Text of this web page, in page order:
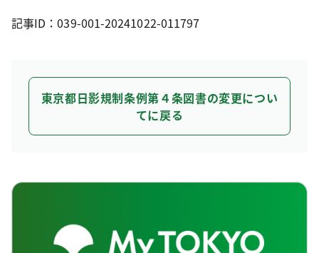
記事ID：039-001-20241022-011797
東京都日影規制条例第４条図書の変更につい
てに戻る